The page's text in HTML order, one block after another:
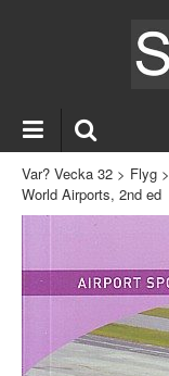
Var? Vecka 32 > Flyg >
World Airports, 2nd ed